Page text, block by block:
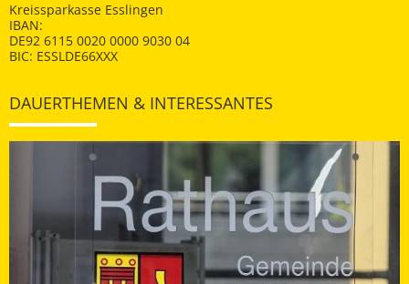
Kreissparkasse Esslingen
IBAN:
DE92 6115 0020 0000 9030 04
BIC: ESSLDE66XXX
DAUERTHEMEN & INTERESSANTES